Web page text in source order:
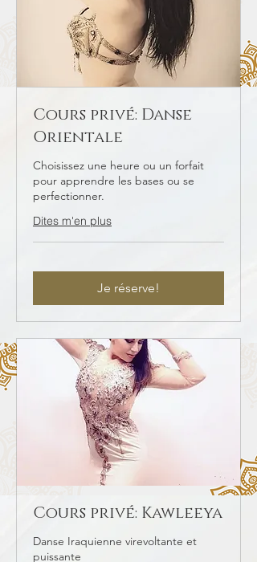
Cours privé: Danse
Orientale
Choisissez une heure ou un forfait
pour apprendre les bases ou se
perfectionner.
Dites m'en plus
Je réserve!
Cours privé: Kawleeya
Danse Iraquienne virevoltante et
puissante